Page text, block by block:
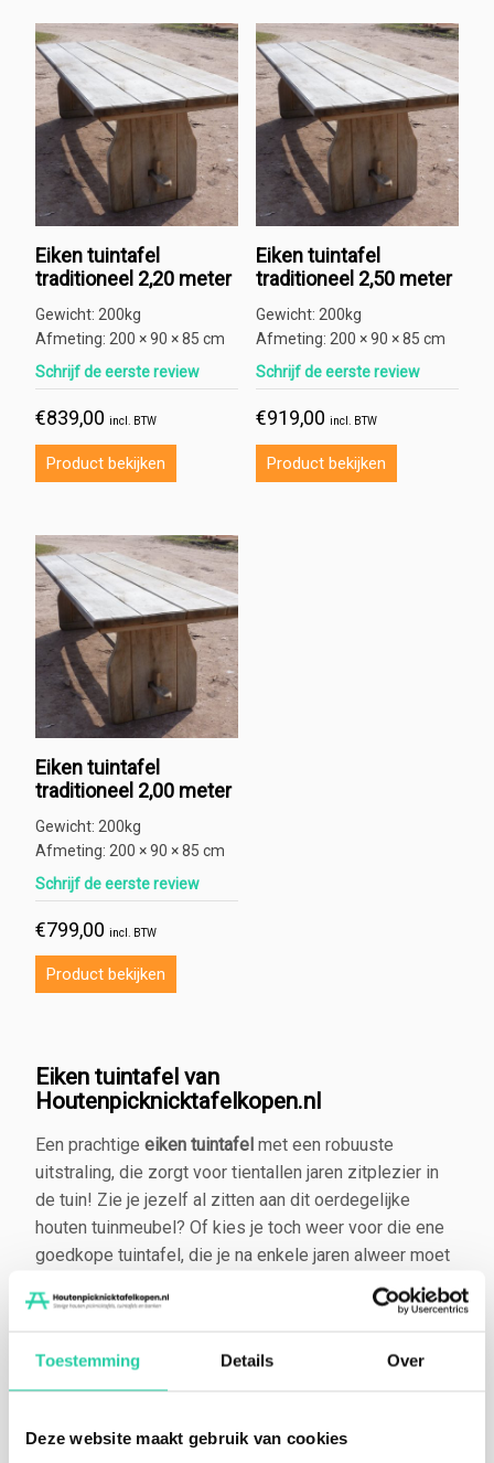
Toestemming Details Over
Deze website maakt gebruik van cookies
Eiken tuintafel
traditioneel 2,20 meter
Gewicht: 200kg
Afmeting: 200 × 90 × 85 cm
Schrijf de eerste review
€839,00 incl. BTW
Product bekijken
Eiken tuintafel
traditioneel 2,50 meter
Gewicht: 200kg
Afmeting: 200 × 90 × 85 cm
Schrijf de eerste review
€919,00 incl. BTW
Product bekijken
Eiken tuintafel
traditioneel 2,00 meter
Gewicht: 200kg
Afmeting: 200 × 90 × 85 cm
Schrijf de eerste review
€799,00 incl. BTW
Product bekijken
Eiken tuintafel van
Houtenpicknicktafelkopen.nl
Een prachtige eiken tuintafel met een robuuste
uitstraling, die zorgt voor tientallen jaren zitplezier in
de tuin! Zie je jezelf al zitten aan dit oerdegelijke
houten tuinmeubel? Of kies je toch weer voor die ene
goedkope tuintafel, die je na enkele jaren alweer moet
vervangen? Vaak ben je na een aantal keer goedkope
tuinmeubelen te vervangen, net zoveel geld kwijt als
termijn? En durf je te kiezen voor een robuuste,
duurzame eiken tuintafel?
Eikenhouten tuintafel